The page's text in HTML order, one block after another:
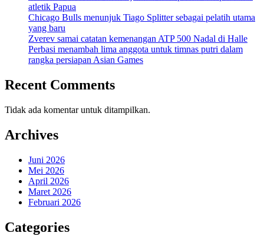
atletik Papua
Chicago Bulls menunjuk Tiago Splitter sebagai pelatih utama
yang baru
Zverev samai catatan kemenangan ATP 500 Nadal di Halle
Perbasi menambah lima anggota untuk timnas putri dalam
rangka persiapan Asian Games
Recent Comments
Tidak ada komentar untuk ditampilkan.
Archives
Juni 2026
Mei 2026
April 2026
Maret 2026
Februari 2026
Categories